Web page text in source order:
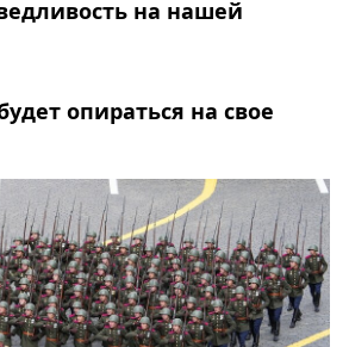
на нашей
опираться на свое